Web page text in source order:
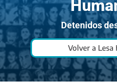
Detenidos
Volver a Lesa